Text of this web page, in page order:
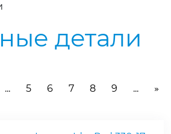
детали
... 5 6 7 8 9 ... »